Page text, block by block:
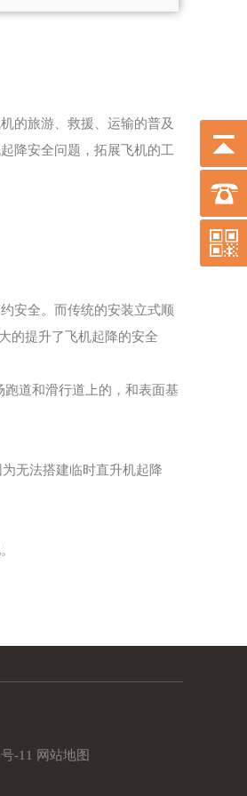
的旅游、救援、运输的普及
降安全问题，拓展飞机的工
安全。而传统的安装立式顺
的提升了飞机起降的安全
道和滑行道上的，和表面基
无法搭建临时直升机起降
-11 网站地图